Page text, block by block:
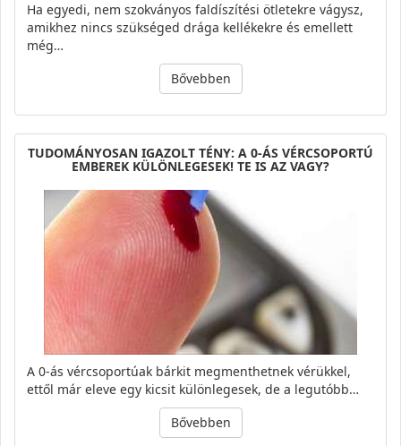
Ha egyedi, nem szokványos faldíszítési ötletekre vágysz,
amikhez nincs szükséged drága kellékekre és emellett
még…
Bővebben
TUDOMÁNYOSAN IGAZOLT TÉNY: A 0-ÁS VÉRCSOPORTÚ
EMBEREK KÜLÖNLEGESEK! TE IS AZ VAGY?
A 0-ás vércsoportúak bárkit megmenthetnek vérükkel,
ettől már eleve egy kicsit különlegesek, de a legutóbb…
Bővebben